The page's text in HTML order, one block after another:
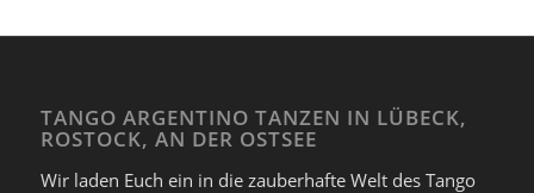
TANGO ARGENTINO TANZEN IN LÜBECK,
ROSTOCK, AN DER OSTSEE
Wir laden Euch ein in die zauberhafte Welt des Tango